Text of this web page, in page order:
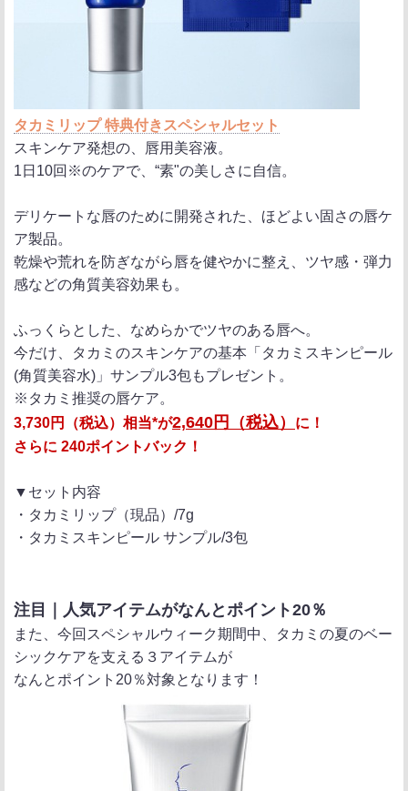
タカミリップ 特典付きスペシャルセット
スキンケア発想の、唇用美容液。
1日10回※のケアで、“素"の美しさに自信。
デリケートな唇のために開発された、ほどよい固さの唇ケ
ア製品。
乾燥や荒れを防ぎながら唇を健やかに整え、ツヤ感・弾力
感などの角質美容効果も。
ふっくらとした、なめらかでツヤのある唇へ。
今だけ、タカミのスキンケアの基本「タカミスキンピール
(角質美容水)」サンプル3包もプレゼント。
※タカミ推奨の唇ケア。
3,730円（税込）相当*が2,640円（税込）
に！
さらに 240ポイントバック！
▼セット内容
・タカミリップ（現品）/7g
・タカミスキンピール サンプル/3包
注目｜人気アイテムがなんとポイント20％
また、今回スペシャルウィーク期間中、タカミの夏のベー
シックケアを支える３アイテムが
なんとポイント20％対象となります！